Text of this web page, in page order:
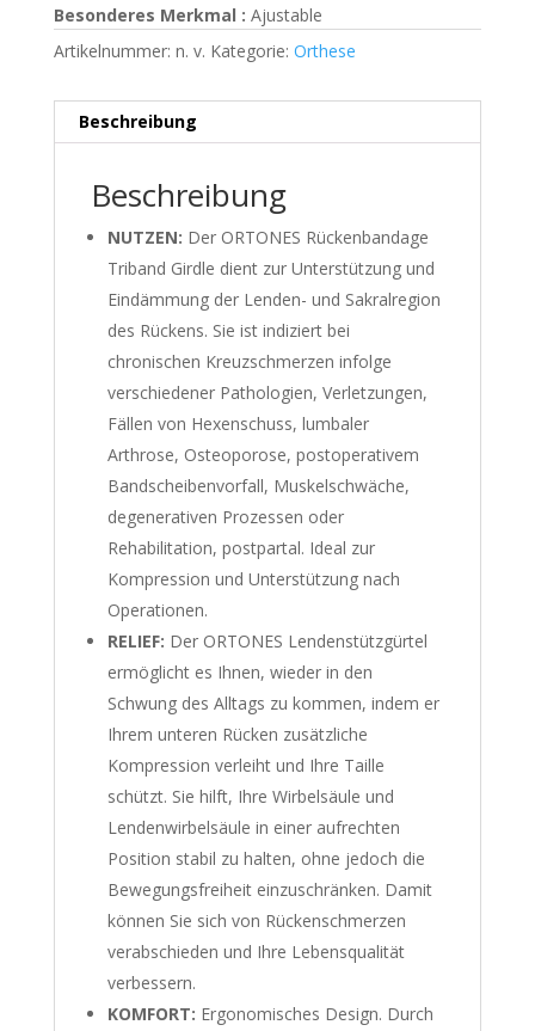
Besonderes Merkmal : Ajustable
Artikelnummer: n. v. Kategorie: Orthese
Beschreibung
Beschreibung
NUTZEN: Der ORTONES Rückenbandage
Triband Girdle dient zur Unterstützung und
Eindämmung der Lenden- und Sakralregion
des Rückens. Sie ist indiziert bei
chronischen Kreuzschmerzen infolge
verschiedener Pathologien, Verletzungen,
Fällen von Hexenschuss, lumbaler
Arthrose, Osteoporose, postoperativem
Bandscheibenvorfall, Muskelschwäche,
degenerativen Prozessen oder
Rehabilitation, postpartal. Ideal zur
Kompression und Unterstützung nach
Operationen.
RELIEF: Der ORTONES Lendenstützgürtel
ermöglicht es Ihnen, wieder in den
Schwung des Alltags zu kommen, indem er
Ihrem unteren Rücken zusätzliche
Kompression verleiht und Ihre Taille
schützt. Sie hilft, Ihre Wirbelsäule und
Lendenwirbelsäule in einer aufrechten
Position stabil zu halten, ohne jedoch die
Bewegungsfreiheit einzuschränken. Damit
können Sie sich von Rückenschmerzen
verabschieden und Ihre Lebensqualität
verbessern.
KOMFORT: Ergonomisches Design. Durch